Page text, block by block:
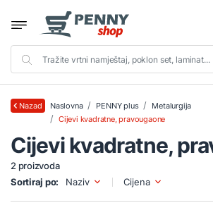
Nazad Naslovna PENNY plus
Metalurgija
Cijevi kvadratne, pravougaone
Cijevi kvadratne,
2 proizvoda
Sortiraj po:
Naziv Cijena